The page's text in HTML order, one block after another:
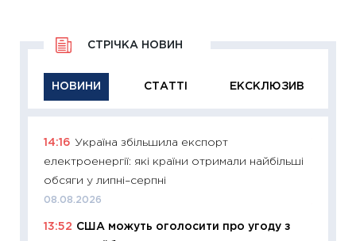
НОВИНИ СТАТТІ ЕКСКЛЮЗИВ
СТРІЧКА НОВИН
14:16 Україна збільшила експорт
електроенергії: які країни отримали найбільші
обсяги у липні–серпні
08.08.2026
13:52 США можуть оголосити про угоду з